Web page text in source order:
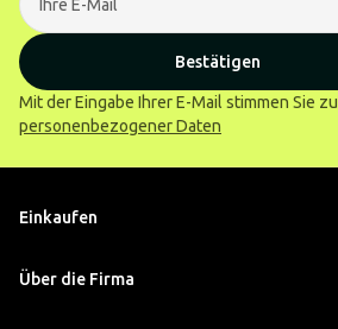
Bestätigen
Mit der Eingabe Ihrer E-Mail stimmen Sie zu
personenbezogener Daten
Einkaufen
Über die Firma